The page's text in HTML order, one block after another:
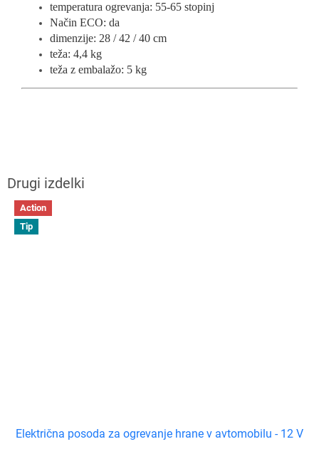
temperatura ogrevanja: 55-65 stopinj
Način ECO: da
dimenzije: 28 / 42 / 40 cm
teža: 4,4 kg
teža z embalažo: 5 kg
Action
Tip
Električna posoda za ogrevanje hrane v avtomobilu - 12 V